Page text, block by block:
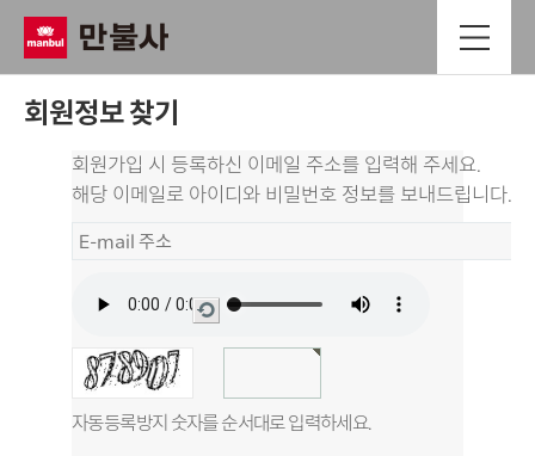
회원정보 찾기
회원가입 시 등록하신 이메일 주소를 입력해 주세요.
해당 이메일로 아이디와 비밀번호 정보를 보내드립니다.
새로고침
자동등록방지 숫자를 순서대로 입력하세요.